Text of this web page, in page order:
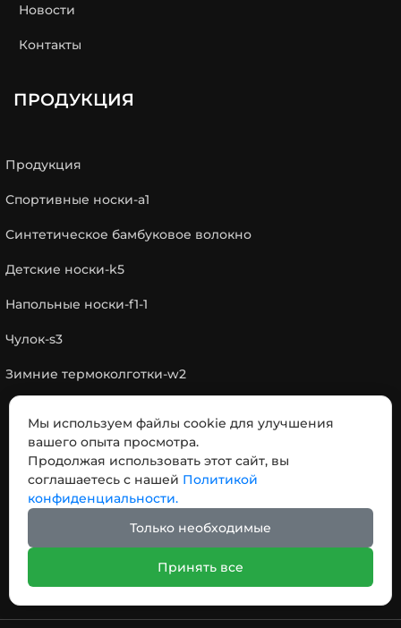
Новости
Контакты
ПРОДУКЦИЯ
Продукция
Спортивные носки-a1
Синтетическое бамбуковое волокно
Детские носки-k5
Напольные носки-f1-1
Чулок-s3
Зимние термоколготки-w2
КОНТАКТЫ
Адрес: № 18，Дорога отделения Чэнси,, город
Пинху, провинция Чжэцзян, Китай 314200
+86-19145499065
Email:
Мы используем файлы cookie для улучшения
вашего опыта просмотра.
Продолжая использовать этот сайт, вы
соглашаетесь с нашей Политикой
конфиденциальности.
Только необходимые
Принять все